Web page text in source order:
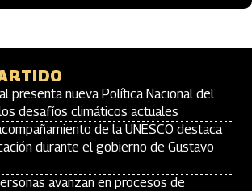
presenta nueva Política Nacional del
desafíos climáticos actuales
de la UNESCO destaca
durante el gobierno de Gustavo
avanzan en procesos de